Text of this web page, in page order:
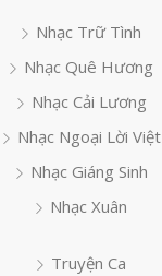
Nhạc Trữ Tình
Nhạc Quê Hương
Nhạc Cải Lương
Nhạc Ngoại Lời Việt
Nhạc Giáng Sinh
Nhạc Xuân
Truyện Ca